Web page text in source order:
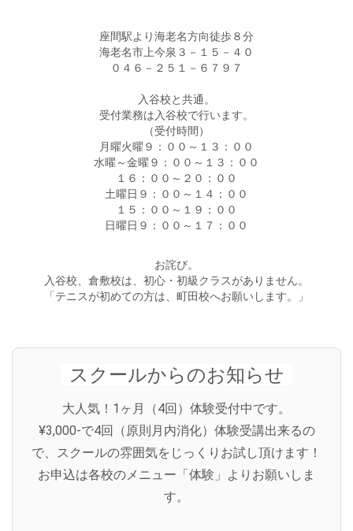
座間駅より海老名方向徒歩８分
海老名市上今泉３－１５－４０
０４６－２５１－６７９７
入谷校と共通。
受付業務は入谷校で行います。
（受付時間）
月曜火曜９：００～１３：００
水曜～金曜９：００～１３：００
１６：００～２０：００
土曜日９：００～１４：００
１５：００～１９：００
日曜日９：００～１７：００
お詫び。
入谷校、倉敷校は、初心・初級クラスがありません。
「テニスが初めての方は、町田校へお願いします。」
スクールからのお知らせ
大人気！1ヶ月（4回）体験受付中です。
¥3,000-で4回（原則月内消化）体験受講出来るの
で、スクールの雰囲気をじっくりお試し頂けます！
お申込は各校のメニュー「体験」よりお願いしま
す。